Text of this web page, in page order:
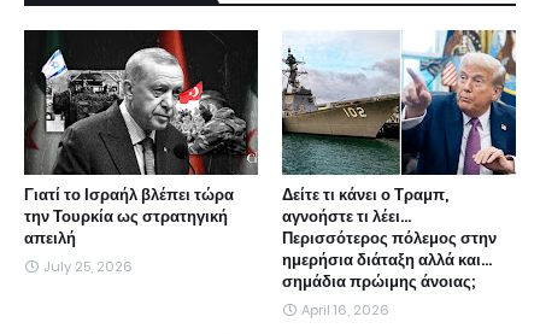
Γιατί το Ισραήλ βλέπει τώρα
την Τουρκία ως στρατηγική
απειλή
July 25, 2026
Δείτε τι κάνει ο Τραμπ,
αγνοήστε τι λέει...
Περισσότερος πόλεμος στην
ημερήσια διάταξη αλλά και...
σημάδια πρώιμης άνοιας;
April 16, 2026